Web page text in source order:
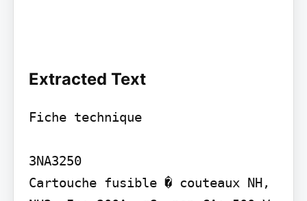
Extracted Text
Fiche technique
3NA3250
Cartouche fusible � couteaux NH,